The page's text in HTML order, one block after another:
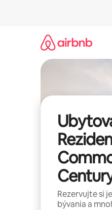
Rezervujte si
bývania a